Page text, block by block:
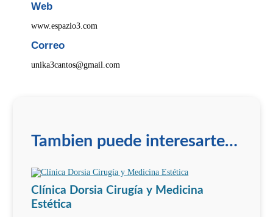
Web
www.espazio3.com
Correo
unika3cantos@gmail.com
Tambien puede interesarte…
Clínica Dorsia Cirugía y Medicina
Estética